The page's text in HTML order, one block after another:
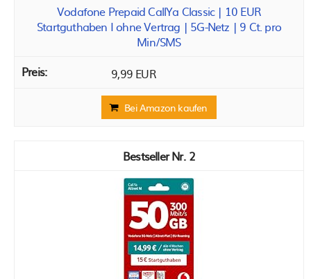
Vodafone Prepaid CallYa Classic | 10 EUR
Startguthaben I ohne Vertrag | 5G-Netz | 9 Ct. pro
Min/SMS
9,99 EUR
Bei Amazon kaufen
2